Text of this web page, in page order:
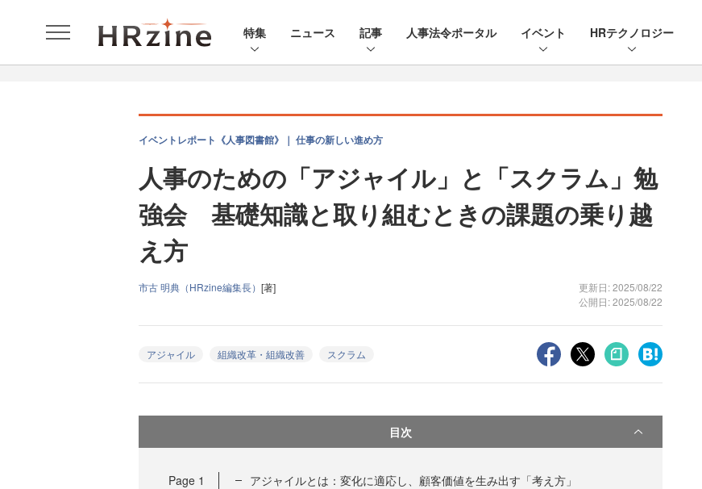
特集 ニュース 記事 人事法令ポータル イベント HRテクノロジー
イベントレポート《人事図書館》｜ 仕事の新しい進め方
人事のための「アジャイル」と「スクラム」勉
強会 基礎知識と取り組むときの課題の乗り越
え方
市古 明典（HRzine編集長） [著]
更新日: 2025/08/22
公開日: 2025/08/22
アジャイル 組織改革・組織改善 スクラム
目次
Page 1 アジャイルとは：変化に適応し、顧客価値を生み出す「考え方」